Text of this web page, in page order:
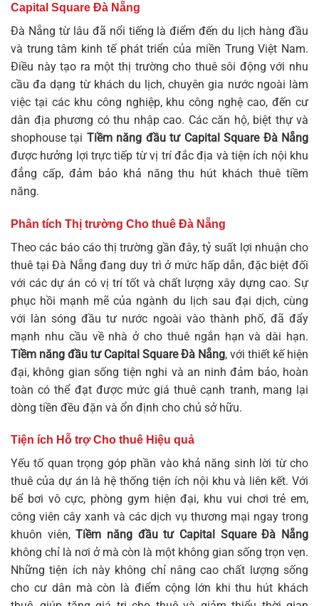
Capital Square Đà Nẵng
Đà Nẵng từ lâu đã nổi tiếng là điểm đến du lịch hàng đầu
và trung tâm kinh tế phát triển của miền Trung Việt Nam.
Điều này tạo ra một thị trường cho thuê sôi động với nhu
cầu đa dạng từ khách du lịch, chuyên gia nước ngoài làm
việc tại các khu công nghiệp, khu công nghệ cao, đến cư
dân địa phương có thu nhập cao. Các căn hộ, biệt thự và
shophouse tại Tiềm năng đầu tư Capital Square Đà Nẵng
được hưởng lợi trực tiếp từ vị trí đắc địa và tiện ích nội khu
đẳng cấp, đảm bảo khả năng thu hút khách thuê tiềm
năng.
Phân tích Thị trường Cho thuê Đà Nẵng
Theo các báo cáo thị trường gần đây, tỷ suất lợi nhuận cho
thuê tại Đà Nẵng đang duy trì ở mức hấp dẫn, đặc biệt đối
với các dự án có vị trí tốt và chất lượng xây dựng cao. Sự
phục hồi mạnh mẽ của ngành du lịch sau đại dịch, cùng
với làn sóng đầu tư nước ngoài vào thành phố, đã đẩy
mạnh nhu cầu về nhà ở cho thuê ngắn hạn và dài hạn.
Tiềm năng đầu tư Capital Square Đà Nẵng, với thiết kế hiện
đại, không gian sống tiện nghi và an ninh đảm bảo, hoàn
toàn có thể đạt được mức giá thuê cạnh tranh, mang lại
dòng tiền đều đặn và ổn định cho chủ sở hữu.
Tiện ích Hỗ trợ Cho thuê Hiệu quả
Yếu tố quan trọng góp phần vào khả năng sinh lời từ cho
thuê của dự án là hệ thống tiện ích nội khu và liên kết. Với
bể bơi vô cực, phòng gym hiện đại, khu vui chơi trẻ em,
công viên cây xanh và các dịch vụ thương mại ngay trong
khuôn viên,Tiềm năng đầu tư Capital Square Đà Nẵng
không chỉ là nơi ở mà còn là một không gian sống trọn vẹn.
Những tiện ích này không chỉ nâng cao chất lượng sống
cho cư dân mà còn là điểm cộng lớn khi thu hút khách